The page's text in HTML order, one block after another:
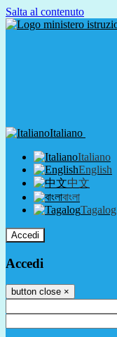
Salta al contenuto
Italiano
Italiano
English
中文
বাংলা
Tagalog
Accedi
Accedi
button close ×